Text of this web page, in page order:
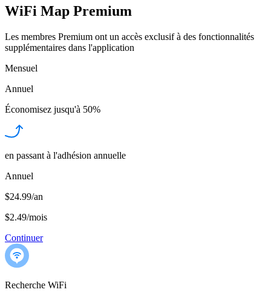
WiFi Map Premium
Les membres Premium ont un accès exclusif à des fonctionnalités
supplémentaires dans l'application
Mensuel
Annuel
Économisez jusqu'à 50%
en passant à l'adhésion annuelle
Annuel
$24.99/an
$2.49/mois
Continuer
Recherche WiFi